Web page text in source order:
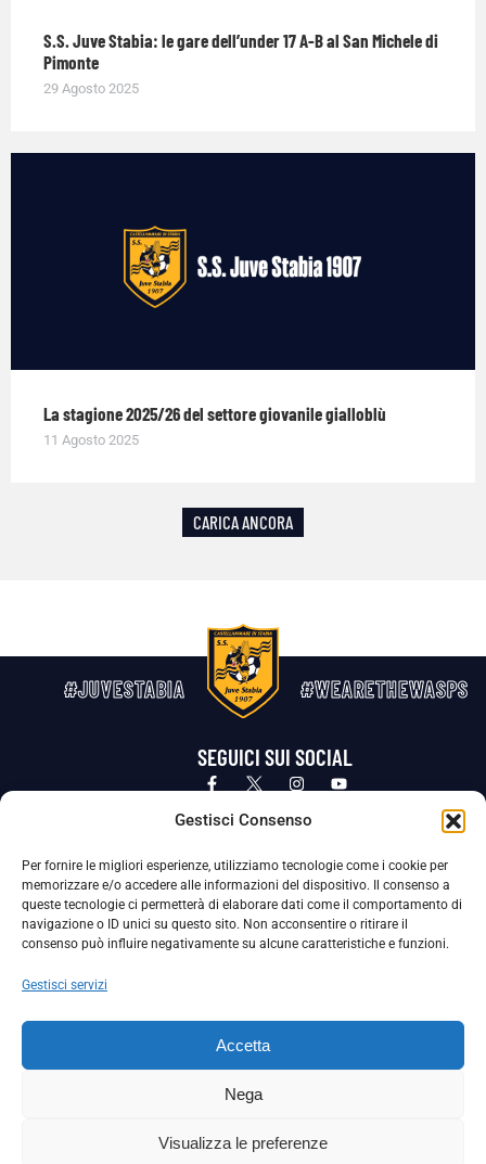
Gestisci Consenso
Per fornire le migliori esperienze, utilizziamo tecnologie come i cookie per
memorizzare e/o accedere alle informazioni del dispositivo. Il consenso a
queste tecnologie ci permetterà di elaborare dati come il comportamento di
navigazione o ID unici su questo sito. Non acconsentire o ritirare il
consenso può influire negativamente su alcune caratteristiche e funzioni.
Gestisci servizi
Accetta
Nega
Visualizza le preferenze
S.S. Juve Stabia: le gare dell’under 17 A-B al San Michele di
Pimonte
29 Agosto 2025
La stagione 2025/26 del settore giovanile gialloblù
11 Agosto 2025
CARICA ANCORA
#JUVESTABIA #WEARETHEWASPS
SEGUICI SUI SOCIAL
Privacy Policy Cookie Policy
La Società ha nominato il Responsabile della Protezione dei Dati Personali (DPO), figura specializzata che vigila sulle modalità
adottate dalla nostra Società per tutelare i Suoi dati personali.
Per contattare il DPO può scrivere a
La Società ha inoltre adottato un proprio Codice Etico, consultabile al seguente link:
Scarica il Codice Etico